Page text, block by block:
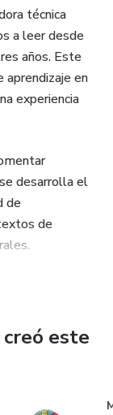
técnica
a leer desde
años. Este
aprendizaje en
experiencia
desarrolla el
de
de
y el disfrute
este